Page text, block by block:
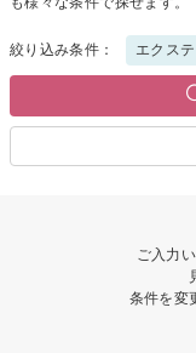
絞り込み条件： エクステ
ご入力
条件を変